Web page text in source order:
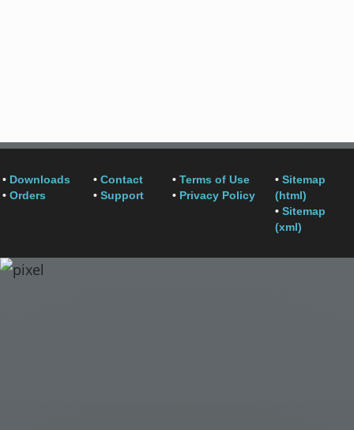
• Downloads
• Orders
• Contact
• Support
• Terms of Use
• Privacy Policy
• Sitemap
(html)
• Sitemap
(xml)